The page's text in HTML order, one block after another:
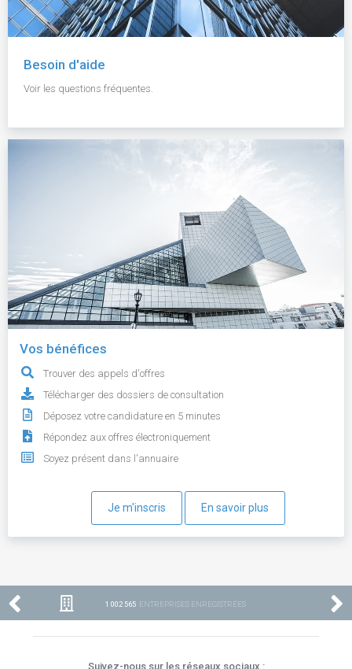
Besoin d'aide
Voir les questions fréquentes.
Vos bénéfices
Trouver des appels d'offres
Télécharger des dossiers de consultation
Déposez votre candidature en 5 minutes
Répondez aux offres électroniquement
Soyez présent dans l'annuaire
Je m'inscris En savoir plus
1 002 565 ENTREPRISES ENREGISTRÉES
Suivez-nous sur les réseaux sociaux :